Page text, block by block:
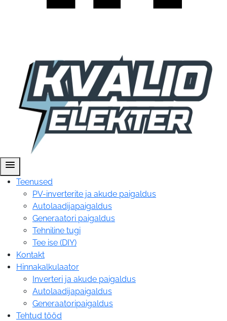
menu
Teenused
PV-inverterite ja akude paigaldus
Autolaadijapaigaldus
Generaatori paigaldus
Tehniline tugi
Tee ise (DIY)
Kontakt
Hinnakalkulaator
Inverteri ja akude paigaldus
Autolaadijapaigaldus
Generaatoripaigaldus
Tehtud tööd